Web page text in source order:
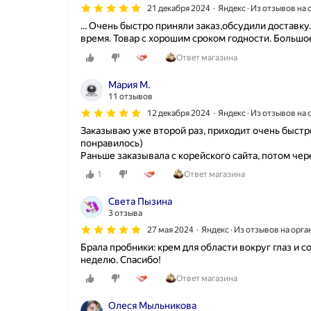
21 декабря 2024 Яндекс · Из отзывов на
... Очень быстро приняли заказ,обсудили
время. Товар с хорошим сроком годности.
Ответ магазина
Мария М.
11 отзывов
12 декабря 2024
Яндекс · Из отзывов на
Заказываю уже второй раз, приходит очень
понравилось)
Раньше заказывала с корейского сайта, потом
1 Ответ магазина
Света Пызина
3 отзыва
27 мая 2024
Яндекс · Из отзывов на
Брала пробники: крем для области вокруг глаз
неделю. Спасибо!
Ответ магазина
Олеся Мыльникова